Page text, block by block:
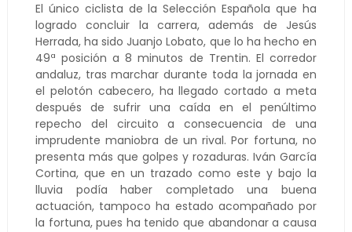
El único ciclista de la Selección Española que ha
logrado concluir la carrera, además de Jesús
Herrada, ha sido Juanjo Lobato, que lo ha hecho en
49ª posición a 8 minutos de Trentin. El corredor
andaluz, tras marchar durante toda la jornada en
el pelotón cabecero, ha llegado cortado a meta
después de sufrir una caída en el penúltimo
repecho del circuito a consecuencia de una
imprudente maniobra de un rival. Por fortuna, no
presenta más que golpes y rozaduras. Iván García
Cortina, que en un trazado como este y bajo la
lluvia podía haber completado una buena
actuación, tampoco ha estado acompañado por
la fortuna, pues ha tenido que abandonar a causa